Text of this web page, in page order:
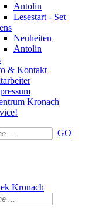
Antolin
Lesestart - Set
Neuheiten
Antolin
& Kontakt
Kronach
GO